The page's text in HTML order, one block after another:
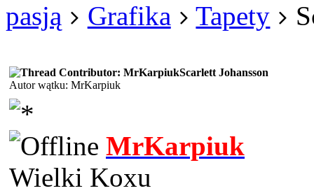
pasją
Grafika Tapety
Scarlett Johansson
Autor wątku: MrKarpiuk
MrKarpiuk
Wielki Koxu